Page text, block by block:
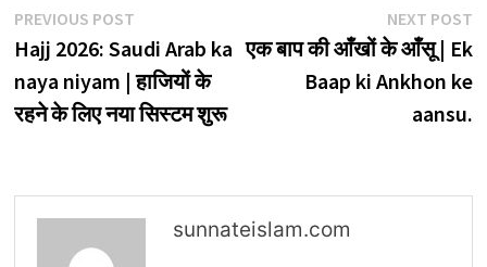
Post
navigation
PREVIOUS POSTPrevious
post:
Hajj 2026: Saudi Arab ka
naya niyam | हाजियों के
रहने के लिए नया सिस्टम शुरू
NEXT POST
एक बाप की आँखों के आँसू | Ek
Baap ki Ankhon ke
aansu.
sunnateislam.com